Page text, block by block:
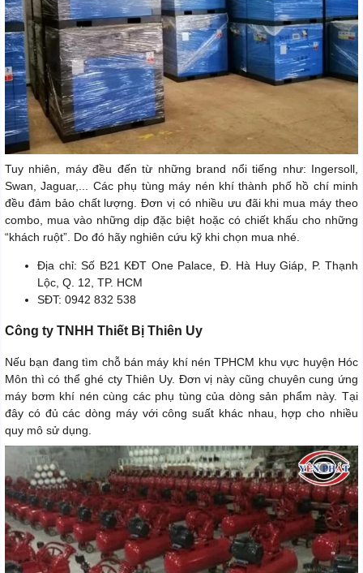
Tuy nhiên, máy đều đến từ những brand nổi tiếng như: Ingersoll,
Swan, Jaguar,... Các phụ tùng máy nén khí thành phố hồ chí minh
đều đảm bảo chất lượng. Đơn vị có nhiều ưu đãi khi mua máy theo
combo, mua vào những dịp đặc biệt hoặc có chiết khấu cho những
“khách ruột”. Do đó hãy nghiên cứu kỹ khi chọn mua nhé.
Địa chỉ: Số B21 KĐT One Palace, Đ. Hà Huy Giáp, P. Thạnh
Lộc, Q. 12, TP. HCM
SĐT: 0942 832 538
Công ty TNHH Thiết Bị Thiên Uy
Nếu bạn đang tìm chỗ bán máy khí nén TPHCM khu vực huyện Hóc
Môn thì có thể ghé cty Thiên Uy. Đơn vị này cũng chuyên cung ứng
máy bơm khí nén cùng các phụ tùng của dòng sản phẩm này. Tại
đây có đủ các dòng máy với công suất khác nhau, hợp cho nhiều
quy mô sử dụng.